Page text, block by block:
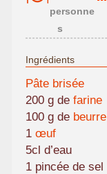
personne
s
Ingrédients
Pâte brisée
200 g de farine
100 g de beurre
1 œuf
5cl d’eau
1 pincée de sel